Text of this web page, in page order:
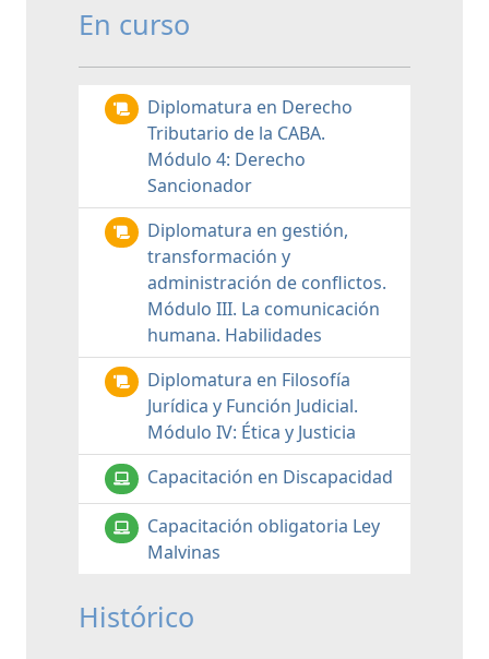
En curso
Diplomatura en Derecho
Tributario de la CABA.
Módulo 4: Derecho
Sancionador
Diplomatura en gestión,
transformación y
administración de conflictos.
Módulo III. La comunicación
humana. Habilidades
Diplomatura en Filosofía
Jurídica y Función Judicial.
Módulo IV: Ética y Justicia
Capacitación en Discapacidad
Capacitación obligatoria Ley
Malvinas
Histórico